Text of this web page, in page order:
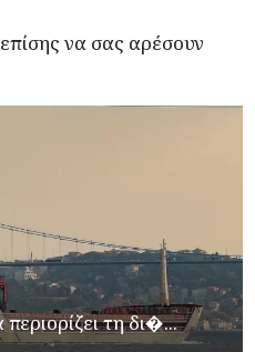
να σας αρέσουν
τη δι�...